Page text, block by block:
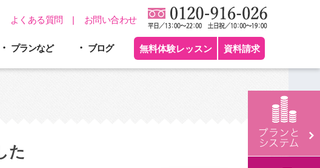
お問い合わせ
よくある質問
プランなど ブログ 無料体験レッスン 資料請求
た